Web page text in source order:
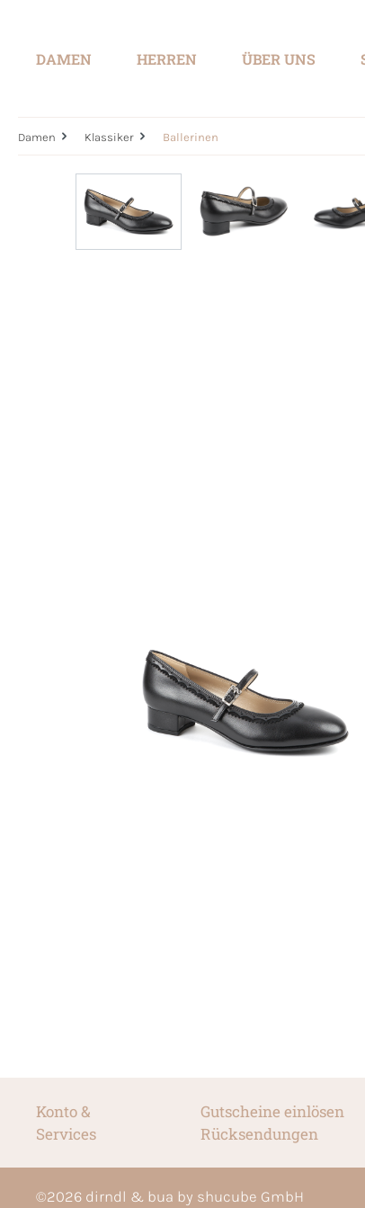
DAMEN HERREN ÜBER UNS
Damen Klassiker Ballerinen
Konto &
Services
Gutscheine einlösen
Rücksendungen
©2026 dirndl & bua by shucube GmbH